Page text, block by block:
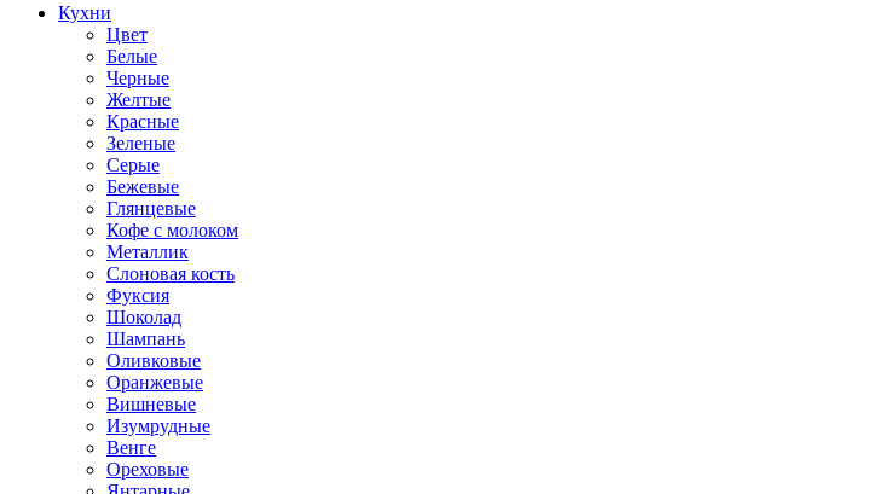
Кухни
Цвет
Белые
Черные
Желтые
Красные
Зеленые
Серые
Бежевые
Глянцевые
Кофе с молоком
Металлик
Слоновая кость
Фуксия
Шоколад
Шампань
Оливковые
Оранжевые
Вишневые
Изумрудные
Венге
Ореховые